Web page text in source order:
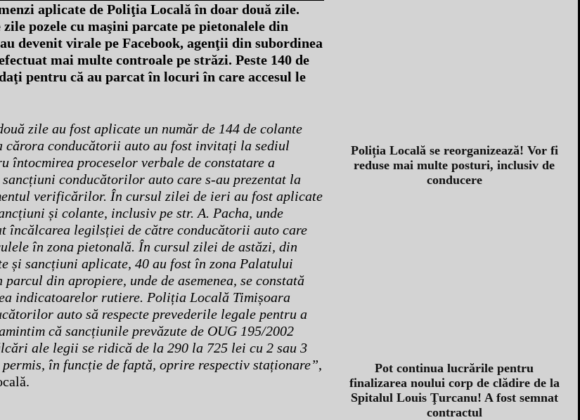
aplicate de Poliţia Locală în doar două zile.
pozele cu maşini parcate pe pietonalele din
devenit virale pe Facebook, agenţii din subordinea
mai multe controale pe străzi. Peste 140 de
pentru că au parcat în locuri în care accesul le
zile au fost aplicate un număr de 144 de colante
cărora conducătorii auto au fost invitați la sediul
întocmirea proceselor verbale de constatare a
conducătorilor auto care s-au prezentat la
verificărilor. În cursul zilei de ieri au fost aplicate
și colante, inclusiv pe str. A. Pacha, unde
încălcarea legilsției de către conducătorii auto care
în zona pietonală. În cursul zilei de astăzi, din
și sancțiuni aplicate, 40 au fost în zona Palatului
din apropiere, unde de asemenea, se constată
indicatoarelor rutiere. Poliția Locală Timișoara
auto să respecte prevederile legale pentru a
că sancțiunile prevăzute de OUG 195/2002
ale legii se ridică de la 290 la 725 lei cu 2 sau 3
în funcție de faptă, oprire respectiv staționare”,
Poliția Locală se reorganizează! Vor fi
reduse mai multe posturi, inclusiv de
conducere
Pot continua lucrările pentru
finalizarea noului corp de clădire de la
Spitalul Louis Ţurcanu! A fost semnat
contractul